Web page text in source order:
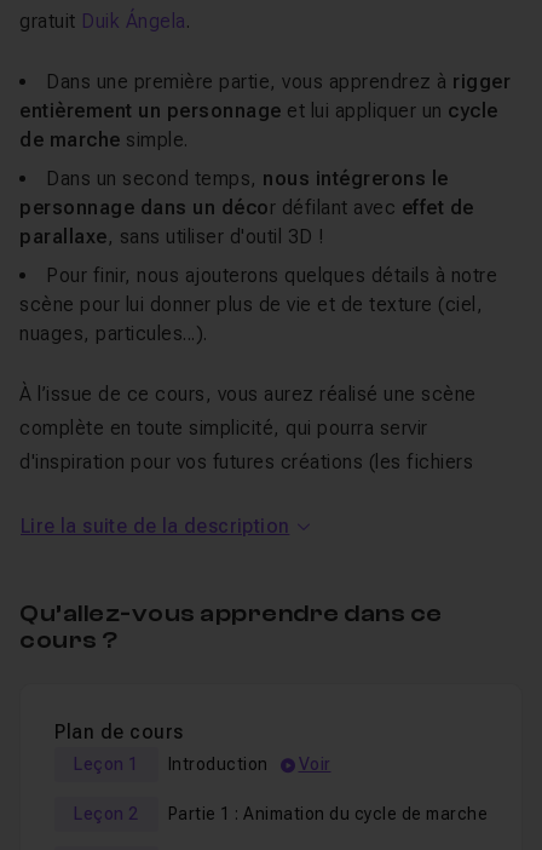
gratuit Duik Ángela.
Dans une première partie, vous apprendrez à rigger
entièrement un personnage et lui appliquer un cycle
de marche simple.
Dans un second temps, nous intégrerons le
personnage dans un décor défilant avec effet de
parallaxe, sans utiliser d'outil 3D !
Pour finir, nous ajouterons quelques détails à notre
scène pour lui donner plus de vie et de texture (ciel,
nuages, particules...).
À l’issue de ce cours, vous aurez réalisé une scène
complète en toute simplicité, qui pourra servir
d'inspiration pour vos futures créations (les fichiers
Je reste disponible dans lesalon d'entraide
Lire la suite de la description
Qu’allez-vous apprendre dans ce
cours ?
Plan de cours
Leçon 1 Introduction Voir
Leçon 2 Partie 1 : Animation du cycle de marche